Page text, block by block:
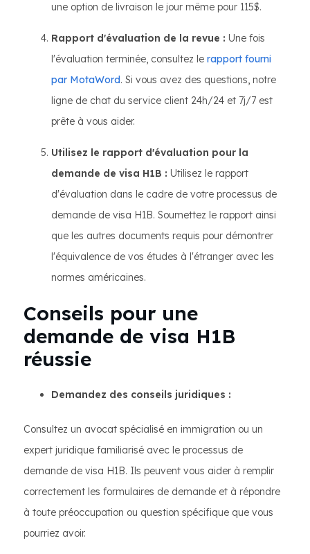
une option de livraison le jour même pour 115$.
Rapport d'évaluation de la revue : Une fois
l'évaluation terminée, consultez le rapport fourni
par MotaWord. Si vous avez des questions, notre
ligne de chat du service client 24h/24 et 7j/7 est
prête à vous aider.
Utilisez le rapport d'évaluation pour la
demande de visa H1B : Utilisez le rapport
d'évaluation dans le cadre de votre processus de
demande de visa H1B. Soumettez le rapport ainsi
que les autres documents requis pour démontrer
l'équivalence de vos études à l'étranger avec les
normes américaines.
Conseils pour une
demande de visa H1B
réussie
Demandez des conseils juridiques :
Consultez un avocat spécialisé en immigration ou un
expert juridique familiarisé avec le processus de
demande de visa H1B. Ils peuvent vous aider à remplir
correctement les formulaires de demande et à répondre
à toute préoccupation ou question spécifique que vous
pourriez avoir.